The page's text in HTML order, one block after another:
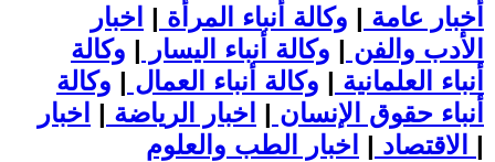
أخبار عامة | وكالة أنباء المرأة | اخبار
الأدب والفن | وكالة أنباء اليسار | وكالة
أنباء العلمانية | وكالة أنباء العمال | وكالة
أنباء حقوق الإنسان | اخبار الرياضة | اخبار
الاقتصاد | |